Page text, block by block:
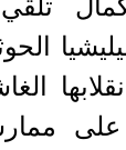
تلقي